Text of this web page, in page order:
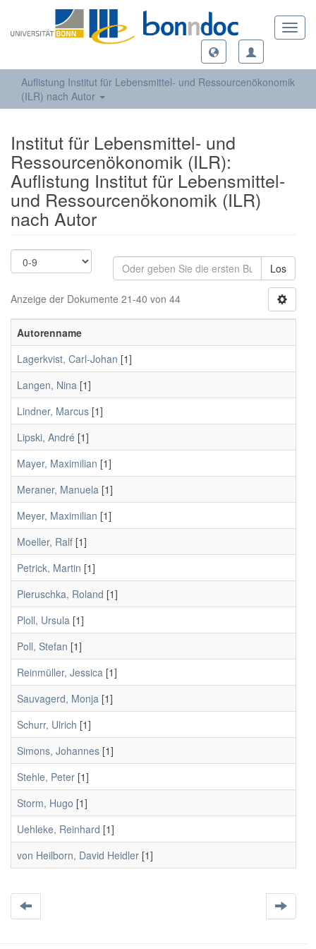
Auflistung Institut für Lebensmittel- und Ressourcenökonomik
(ILR) nach Autor
Institut für Lebensmittel- und
Ressourcenökonomik (ILR):
Auflistung Institut für Lebensmittel-
und Ressourcenökonomik (ILR)
nach Autor
Los
Anzeige der Dokumente 21-40 von 44
Autorenname
Lagerkvist, Carl-Johan [1]
Langen, Nina [1]
Lindner, Marcus [1]
Lipski, André [1]
Mayer, Maximilian [1]
Meraner, Manuela [1]
Meyer, Maximilian [1]
Moeller, Ralf [1]
Petrick, Martin [1]
Pieruschka, Roland [1]
Ploll, Ursula [1]
Poll, Stefan [1]
Reinmüller, Jessica [1]
Sauvagerd, Monja [1]
Schurr, Ulrich [1]
Simons, Johannes [1]
Stehle, Peter [1]
Storm, Hugo [1]
Uehleke, Reinhard [1]
von Heilborn, David Heidler [1]